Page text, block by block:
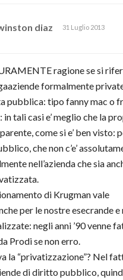
diaz 31 Luglio 2013
ragione se si
formalmente
pubblica: tipo fanny mac o
in tali casi e’ meglio che la
come si e’ ben visto:
che non c’e’
nell’azienda che sia
di Krugman vale
per le nostre esecrande
negli anni ’90 venne
Prodi se non erro.
la “privatizzazione”? Nel
di diritto pubblico,